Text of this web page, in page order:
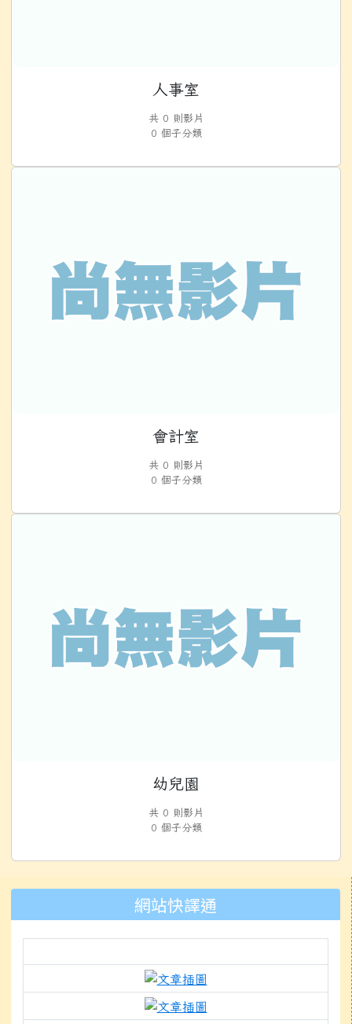
人事室
共 0 則影片
0 個子分類
會計室
共 0 則影片
0 個子分類
幼兒園
共 0 則影片
0 個子分類
網站快譯通
link to https://
link to https://